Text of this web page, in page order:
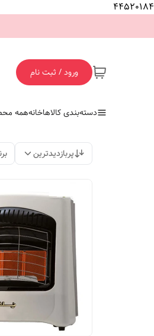
44520184
ورود / ثبت نام
دسته‌بندی کالاهاخانههمه
پربازدیدترین